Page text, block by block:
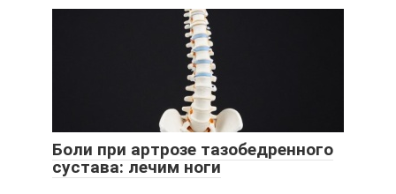
Боли при артрозе тазобедренного
сустава: лечим ноги